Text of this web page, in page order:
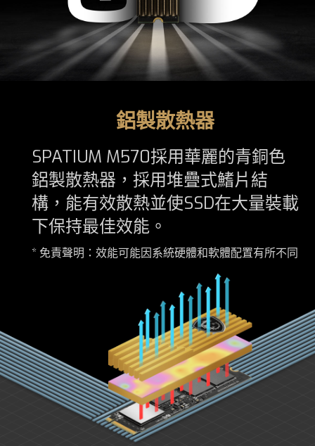
鋁製散熱器
SPATIUM M570採用華麗的青銅色
鋁製散熱器，採用堆疊式鰭片結
構，能有效散熱並使SSD在大量裝載
下保持最佳效能。
* 免責聲明：效能可能因系統硬體和軟體配置有所不同